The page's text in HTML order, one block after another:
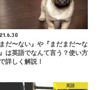
まだ〜ない』や『まだまだ〜な
は英語でなんて言う？使い方
詳しく解説！
英語